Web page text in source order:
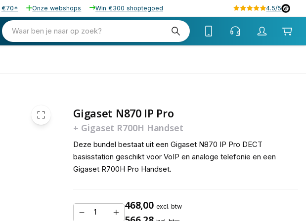
€70* Onze webshops Win €300 shoptegoed 4.5/5
Waar ben je naar op zoek?
Gigaset N870 IP Pro
+ Gigaset R700H Handset
Deze bundel bestaat uit een Gigaset N870 IP Pro DECT
basisstation geschikt voor VoIP en analoge telefonie en een
Gigaset R700H Pro Handset.
468,00 excl. btw
468,00 excl. btw
566,28 incl. btw